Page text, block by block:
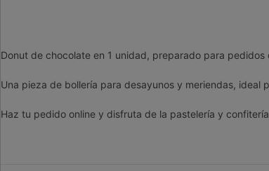
Donut de chocolate en 1 unidad, preparado para
Una pieza de bollería para desayunos y meriendas,
Haz tu pedido online y disfruta de la pastelería y confitería